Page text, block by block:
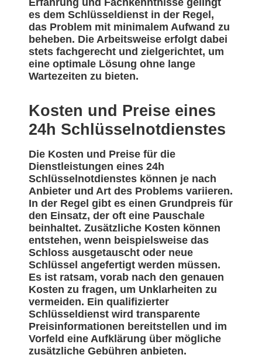
Erfahrung und Fachkenntnisse gelingt
es dem Schlüsseldienst in der Regel,
das Problem mit minimalem Aufwand zu
beheben. Die Arbeitsweise erfolgt dabei
stets fachgerecht und zielgerichtet, um
eine optimale Lösung ohne lange
Wartezeiten zu bieten.
Kosten und Preise eines
24h Schlüsselnotdienstes
Die Kosten und Preise für die
Dienstleistungen eines 24h
Schlüsselnotdienstes können je nach
Anbieter und Art des Problems variieren.
In der Regel gibt es einen Grundpreis für
den Einsatz, der oft eine Pauschale
beinhaltet. Zusätzliche Kosten können
entstehen, wenn beispielsweise das
Schloss ausgetauscht oder neue
Schlüssel angefertigt werden müssen.
Es ist ratsam, vorab nach den genauen
Kosten zu fragen, um Unklarheiten zu
vermeiden. Ein qualifizierter
Schlüsseldienst wird transparente
Preisinformationen bereitstellen und im
Vorfeld eine Aufklärung über mögliche
zusätzliche Gebühren anbieten.